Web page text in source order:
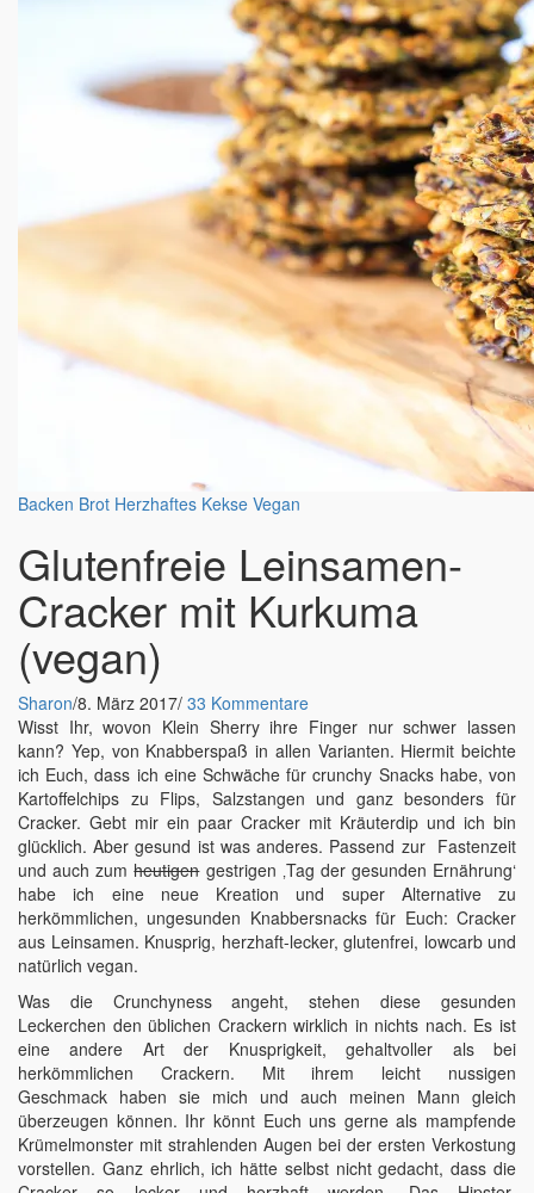
Backen Brot Herzhaftes Kekse Vegan
Glutenfreie Leinsamen-
Cracker mit Kurkuma
(vegan)
Sharon/8. März 2017/ 33 Kommentare
Wisst Ihr, wovon Klein Sherry ihre Finger nur schwer lassen
kann? Yep, von Knabberspaß in allen Varianten. Hiermit beichte
ich Euch, dass ich eine Schwäche für crunchy Snacks habe, von
Kartoffelchips zu Flips, Salzstangen und ganz besonders für
Cracker. Gebt mir ein paar Cracker mit Kräuterdip und ich bin
glücklich. Aber gesund ist was anderes. Passend zur Fastenzeit
und auch zumheutigengestrigen ‚Tag der gesunden Ernährung‘
habe ich eine neue Kreation und super Alternative zu
herkömmlichen, ungesunden Knabbersnacks für Euch: Cracker
aus Leinsamen. Knusprig, herzhaft-lecker, glutenfrei, lowcarb und
natürlich vegan.
Was die Crunchyness angeht, stehen diese gesunden
Leckerchen den üblichen Crackern wirklich in nichts nach. Es ist
eine andere Art der Knusprigkeit, gehaltvoller als bei
herkömmlichen Crackern. Mit ihrem leicht nussigen
Geschmack haben sie mich und auch meinen Mann gleich
überzeugen können. Ihr könnt Euch uns gerne als mampfende
Krümelmonster mit strahlenden Augen bei der ersten Verkostung
vorstellen. Ganz ehrlich, ich hätte selbst nicht gedacht, dass die